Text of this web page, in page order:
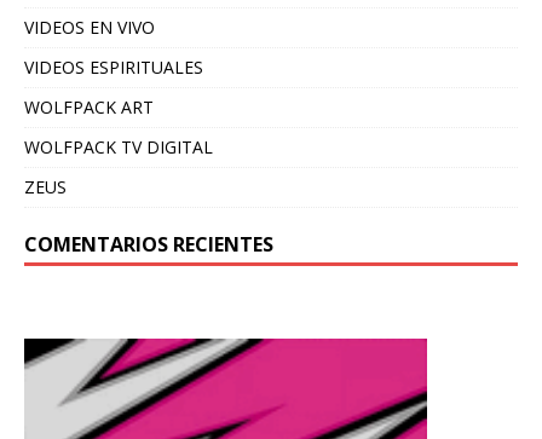
VIDEOS EN VIVO
VIDEOS ESPIRITUALES
WOLFPACK ART
WOLFPACK TV DIGITAL
ZEUS
COMENTARIOS RECIENTES